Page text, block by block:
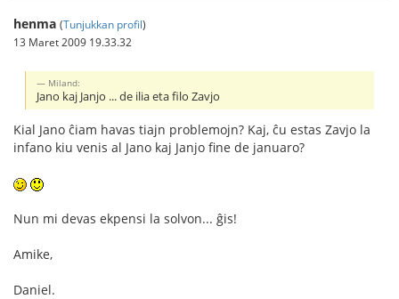
henma (Tunjukkan profil)
13 Maret 2009 19.33.32
Miland:
Jano kaj Janjo ... de ilia eta filo Zavjo
Kial Jano ĉiam havas tiajn problemojn? Kaj, ĉu estas Zavjo la
infano kiu venis al Jano kaj Janjo fine de januaro?
Nun mi devas ekpensi la solvon... ĝis!
Amike,
Daniel.